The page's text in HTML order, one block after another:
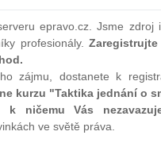
přitom není významné
celé Evropské unie.
epravo.cz. Jsme zdroj
profesionály.
zájmu, dostanete k
kurzu "Taktika jednání o
k ničemu Vás
ve světě práva.